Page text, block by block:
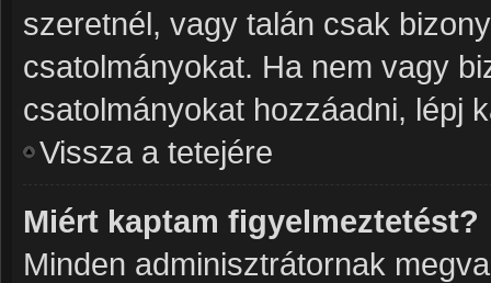
szeretnél, vagy talán csak
csatolmányokat. Ha nem vagy
csatolmányokat hozzáadni, lépj
Vissza a tetejére
Miért kaptam figyelmeztetést?
Minden adminisztrátornak